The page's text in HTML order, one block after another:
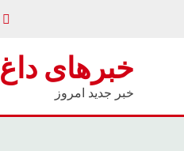
خبرهای داغ
خبر جدید امروز